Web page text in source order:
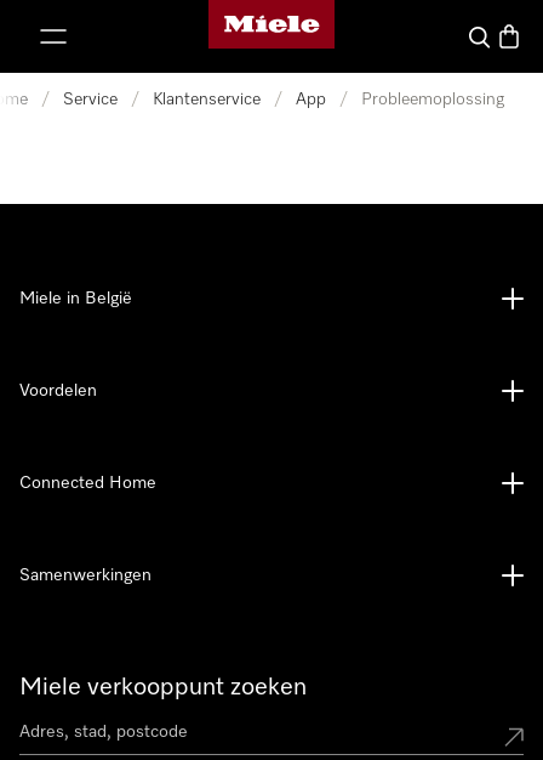
Miele homepage
Wat zoek
/ Service / Klantenservice / App / Probleemoplossing
Miele verkooppunt zoeken
Miele in België
Voordelen
Connected Home
Samenwerkingen